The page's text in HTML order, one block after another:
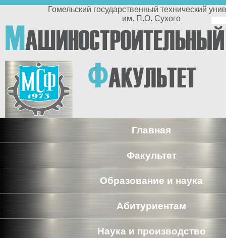
Перейти к основному содержанию
Гомельский государственный технический университет
им. П.О. Сухого
МАШИНОСТРОИТЕЛЬНЫЙ
ФАКУЛЬТЕТ
Главная
Факультет
Образование и наука
Абитуриентам
Наука и производство